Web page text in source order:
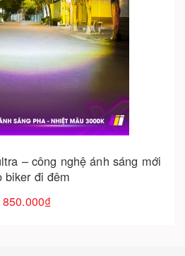
t2 siêu sáng giá tốt tại đà
| thaivinhmotor
450.000₫
vào giỏ hàng